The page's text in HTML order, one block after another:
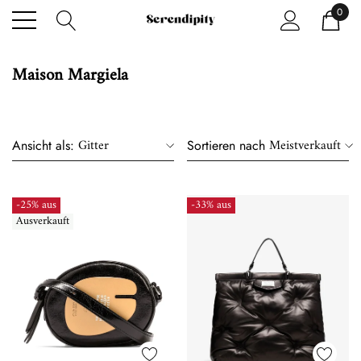
0
Maison Margiela
Ansicht als: Gitter Sortieren nach Meistverkauft
-25% aus
Ausverkauft
-33% aus